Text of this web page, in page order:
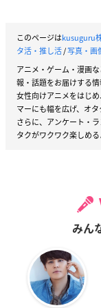
このページはkusuguru
タ活・推し活/写真・画
アニメ・ゲーム・漫画
報・話題をお届けする情
女性向けアニメをはじ
マーにも幅を広げ、オ
さらに、アンケート・
タクがワクワク楽しめ
みん